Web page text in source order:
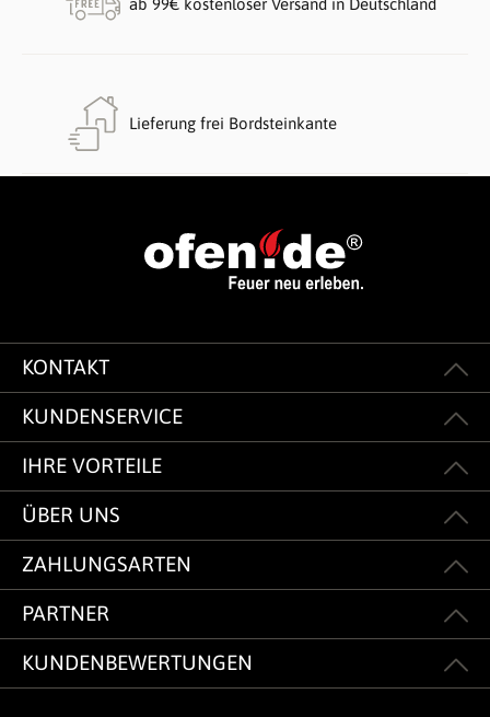
ab 99€ kostenloser Versand in Deutschland
Lieferung frei Bordsteinkante
KONTAKT
KUNDENSERVICE
IHRE VORTEILE
ÜBER UNS
ZAHLUNGSARTEN
PARTNER
KUNDENBEWERTUNGEN